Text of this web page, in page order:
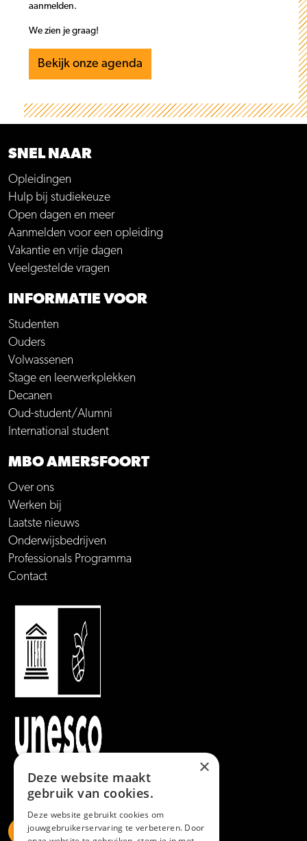
aanmelden.
We zien je graag!
Bekijk onze agenda
SNEL NAAR
Opleidingen
Hulp bij studiekeuze
Open dagen en meer
Aanmelden voor een opleiding
Vakantie en vrije dagen
Veelgestelde vragen
INFORMATIE VOOR
Studenten
Ouders
Volwassenen
Stage en leerwerkplekken
Decanen
Oud-student/Alumni
International student
MBO AMERSFOORT
Over ons
Werken bij
Laatste nieuws
Onderwijsbedrijven
Professionals Programma
Contact
×
Deze website maakt
gebruik van cookies.
Deze website gebruikt cookies om
jouwgebruikerservaring te verbeteren. Door